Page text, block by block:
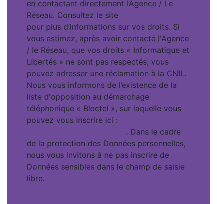
en contactant directement l’Agence / Le
Réseau. Consultez le site
pour plus d’informations sur vos droits. Si
vous estimez, après avoir contacté l'Agence
/ le Réseau, que vos droits « Informatique et
Libertés » ne sont pas respectés, vous
pouvez adresser une réclamation à la CNIL.
Nous vous informons de l’existence de la
liste d'opposition au démarchage
téléphonique « Bloctel », sur laquelle vous
pouvez vous inscrire ici :
. Dans le cadre
de la protection des Données personnelles,
nous vous invitons à ne pas inscrire de
Données sensibles dans le champ de saisie
libre.